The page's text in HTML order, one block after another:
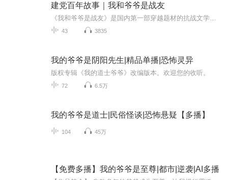
建党百年故事｜我和爷爷是战友
43 3835
我的爷爷是阴阳先生|精品单播|恐怖灵异
版权专辑《我的道士爷爷》改编版本。欢迎您的收听。
72 6.5万
我的爷爷是道士|民俗怪谈|恐怖悬疑【多播】
104 45万
【免费多播】我的爷爷是至尊|都市|逆袭|AI多播